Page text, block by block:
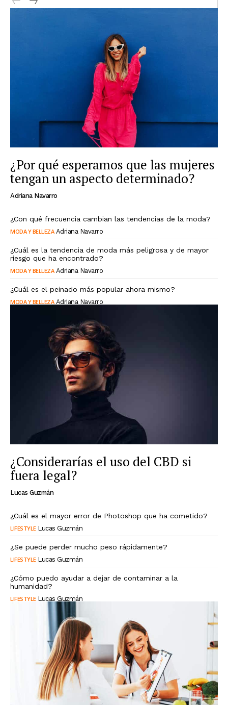
¿Por qué esperamos que las mujeres
tengan un aspecto determinado?
Adriana Navarro
¿Con qué frecuencia cambian las tendencias de la moda?
MODA Y BELLEZA Adriana Navarro
¿Cuál es la tendencia de moda más peligrosa y de mayor
riesgo que ha encontrado?
MODA Y BELLEZA Adriana Navarro
¿Cuál es el peinado más popular ahora mismo?
MODA Y BELLEZA Adriana Navarro
¿Considerarías el uso del CBD si
fuera legal?
Lucas Guzmán
¿Cuál es el mayor error de Photoshop que ha cometido?
LIFESTYLE Lucas Guzmán
¿Se puede perder mucho peso rápidamente?
LIFESTYLE Lucas Guzmán
¿Cómo puedo ayudar a dejar de contaminar a la
humanidad?
LIFESTYLE Lucas Guzmán